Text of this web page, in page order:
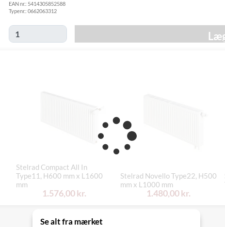
Click&Collect
i Svenstrup
(9230)
EAN nr.: 5414305852588
Typenr.: 0662063312
Stelrad Compact All In
Type11, H600 mm x L1600
mm
1.576,00 kr.
Stelrad Novello Type22, H500
mm x L1000 mm
1.480,00 kr.
Se alt fra mærket